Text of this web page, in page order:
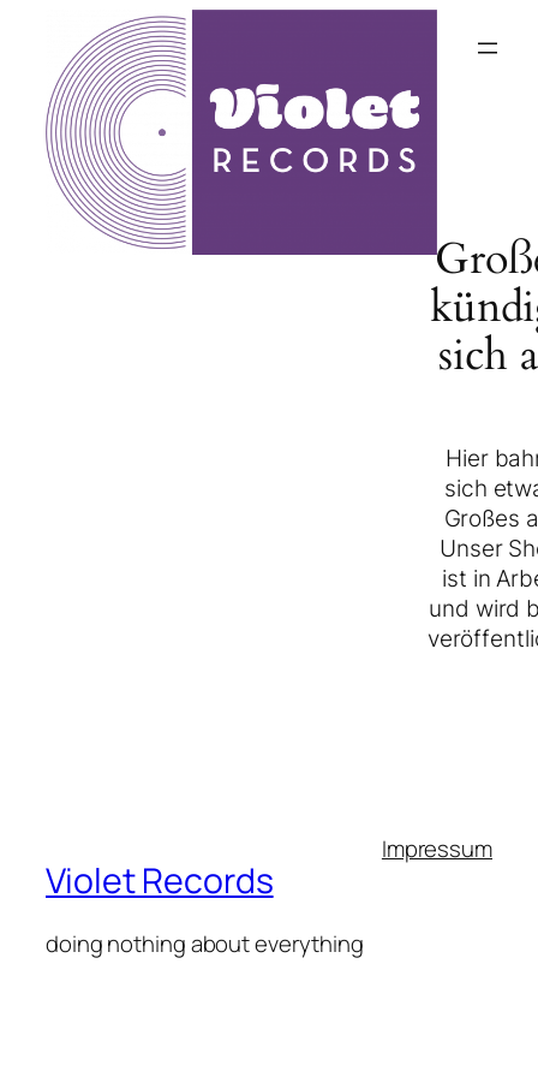
sich
Hier
sich
Großes
Unser
ist in
und wird
Violet Records
doing nothing about everything
Impressum